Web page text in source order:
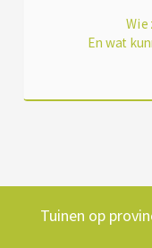
Wie
En wat
Tuinen op